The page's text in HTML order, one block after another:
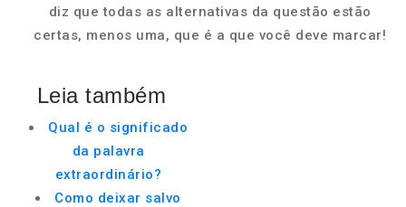
diz que todas as alternativas da questão estão
certas, menos uma, que é a que você deve marcar!
Leia também
Qual é o significado
da palavra
extraordinário?
Como deixar salvo